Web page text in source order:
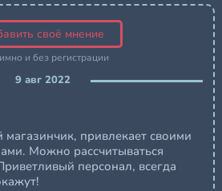
вы мечтаете открыть новую
в вашем городе или развить уже
мы окажем всю необходимую
любом из этапов.
своё мнение
и без регистрации
9 авг 2022
привлекает своими
Можно рассчитываться
персонал, всегда